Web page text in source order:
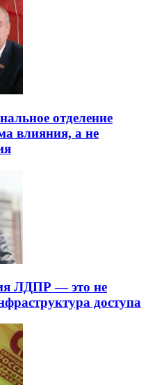
отделение
влияния, а не
ЛДПР — это не
доступа